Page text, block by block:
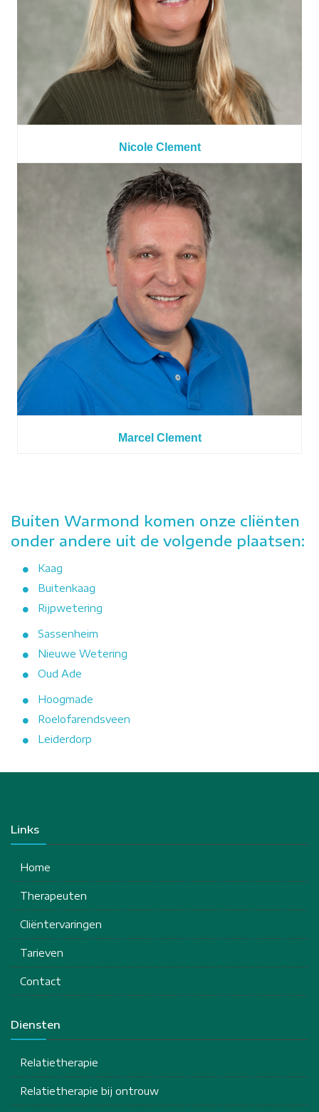
Nicole Clement
Marcel Clement
Buiten Warmond komen onze cliënten
onder andere uit de volgende plaatsen:
Kaag
Buitenkaag
Rijpwetering
Sassenheim
Nieuwe Wetering
Oud Ade
Hoogmade
Roelofarendsveen
Leiderdorp
Links
Home
Therapeuten
Cliëntervaringen
Tarieven
Contact
Diensten
Relatietherapie
Relatietherapie bij ontrouw